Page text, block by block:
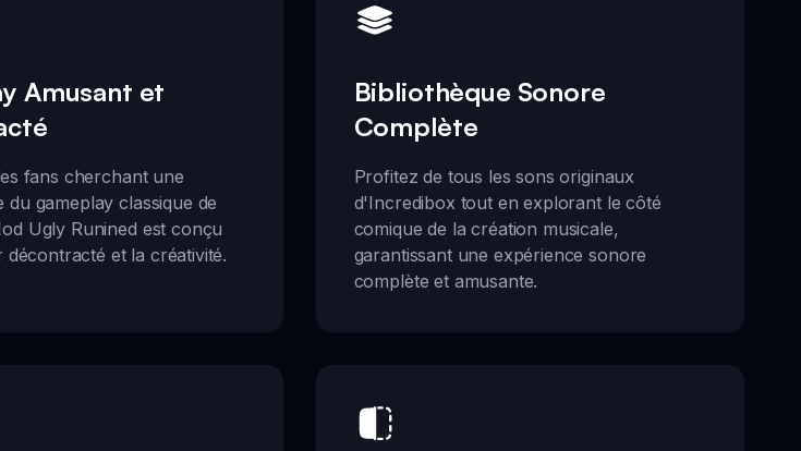
Amusant et
fans cherchant une
du gameplay classique de
Ugly Runined est conçu
décontracté et la créativité.
Bibliothèque Sonore
Complète
Profitez de tous les sons originaux
d'Incredibox tout en explorant le côté
comique de la création musicale,
garantissant une expérience sonore
complète et amusante.